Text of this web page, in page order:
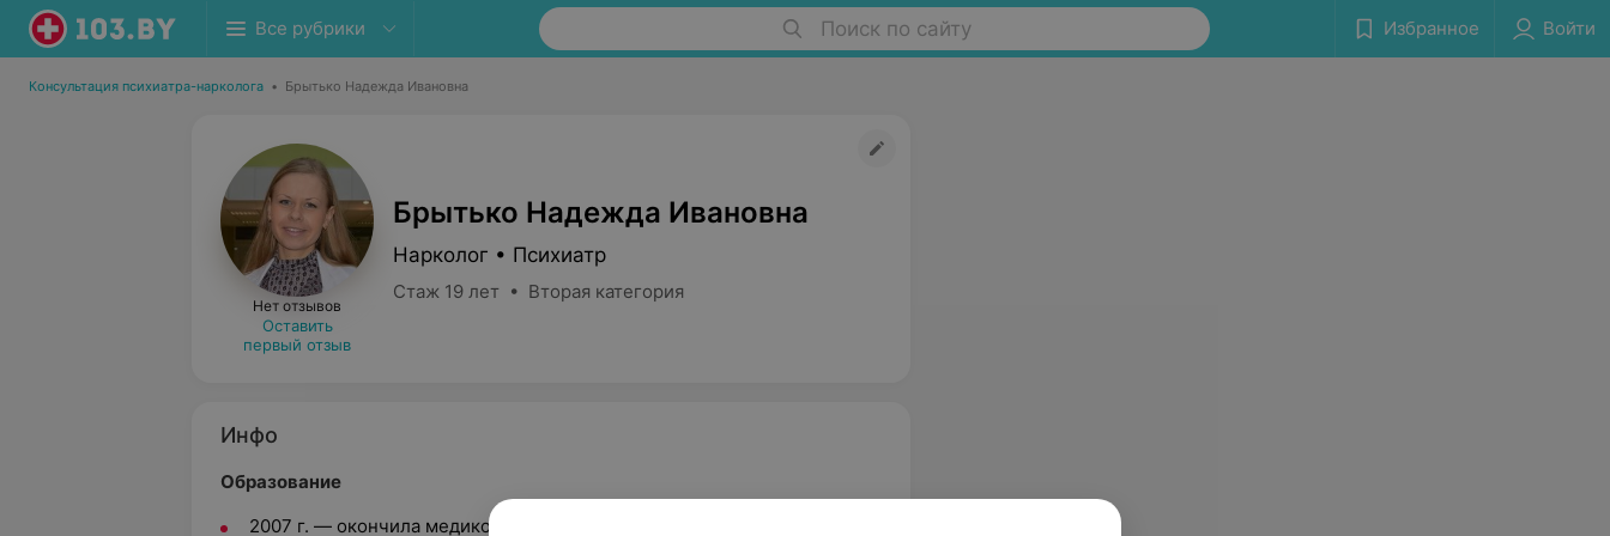
Все рубрики Поиск по сайту Избранное Войти
Консультация психиатра-нарколога • Брытько Надежда Ивановна
Нет отзывов
Оставить
первый отзыв
Брытько Надежда Ивановна
Нарколог • Психиатр
Стаж 19 лет • Вторая категория
Инфо
Образование
2007 г. — окончила медико-психологический факультет Гродненского